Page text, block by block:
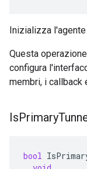
Inizializza l'agente
Questa
configura
membri, i callback
IsPrimary
bool